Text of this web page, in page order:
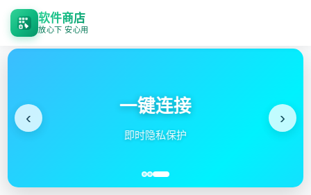
软件商店
放心下 安心用
一键连接
即时隐私保护
‹ ›